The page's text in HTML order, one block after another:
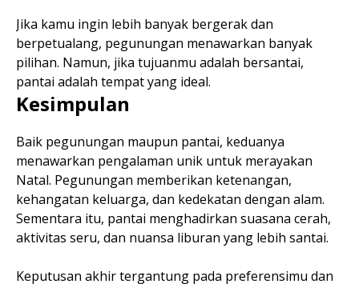
Jika kamu ingin lebih banyak bergerak dan
berpetualang, pegunungan menawarkan banyak
pilihan. Namun, jika tujuanmu adalah bersantai,
pantai adalah tempat yang ideal.
Kesimpulan
Baik pegunungan maupun pantai, keduanya
menawarkan pengalaman unik untuk merayakan
Natal. Pegunungan memberikan ketenangan,
kehangatan keluarga, dan kedekatan dengan alam.
Sementara itu, pantai menghadirkan suasana cerah,
aktivitas seru, dan nuansa liburan yang lebih santai.
Keputusan akhir tergantung pada preferensimu dan